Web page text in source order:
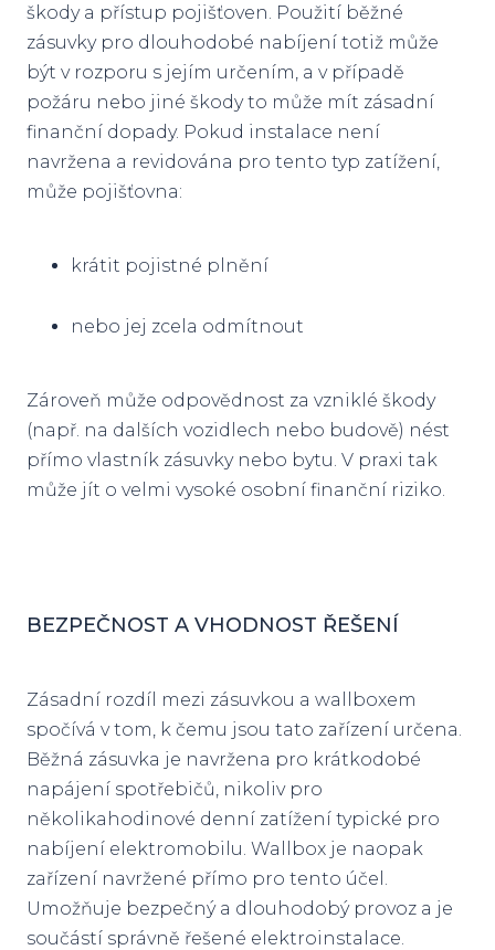
škody a přístup pojišťoven. Použití běžné
zásuvky pro dlouhodobé nabíjení totiž může
být v rozporu s jejím určením, a v případě
požáru nebo jiné škody to může mít zásadní
finanční dopady. Pokud instalace není
navržena a revidována pro tento typ zatížení,
může pojišťovna:
krátit pojistné plnění
nebo jej zcela odmítnout
Zároveň může odpovědnost za vzniklé škody
(např. na dalších vozidlech nebo budově) nést
přímo vlastník zásuvky nebo bytu. V praxi tak
může jít o velmi vysoké osobní finanční riziko.
BEZPEČNOST A VHODNOST ŘEŠENÍ
Zásadní rozdíl mezi zásuvkou a wallboxem
spočívá v tom, k čemu jsou tato zařízení určena.
Běžná zásuvka je navržena pro krátkodobé
napájení spotřebičů, nikoliv pro
několikahodinové denní zatížení typické pro
nabíjení elektromobilu. Wallbox je naopak
zařízení navržené přímo pro tento účel.
Umožňuje bezpečný a dlouhodobý provoz a je
součástí správně řešené elektroinstalace.